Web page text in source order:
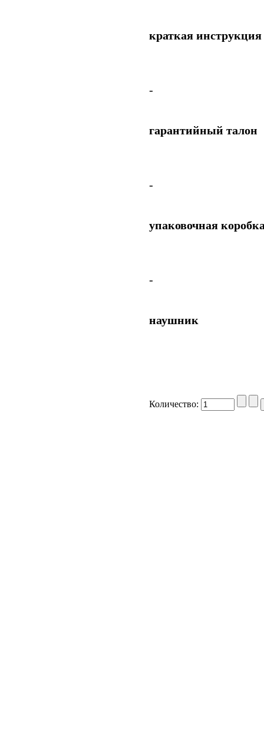
краткая
-
гарантийный талон
-
упаковочная
-
наушник
Количество: